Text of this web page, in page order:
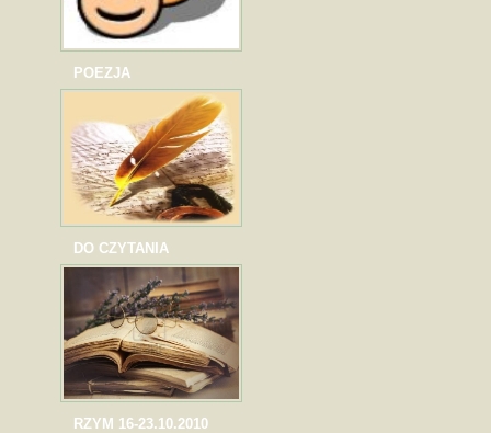
POEZJA
DO CZYTANIA
RZYM 16-23.10.2010